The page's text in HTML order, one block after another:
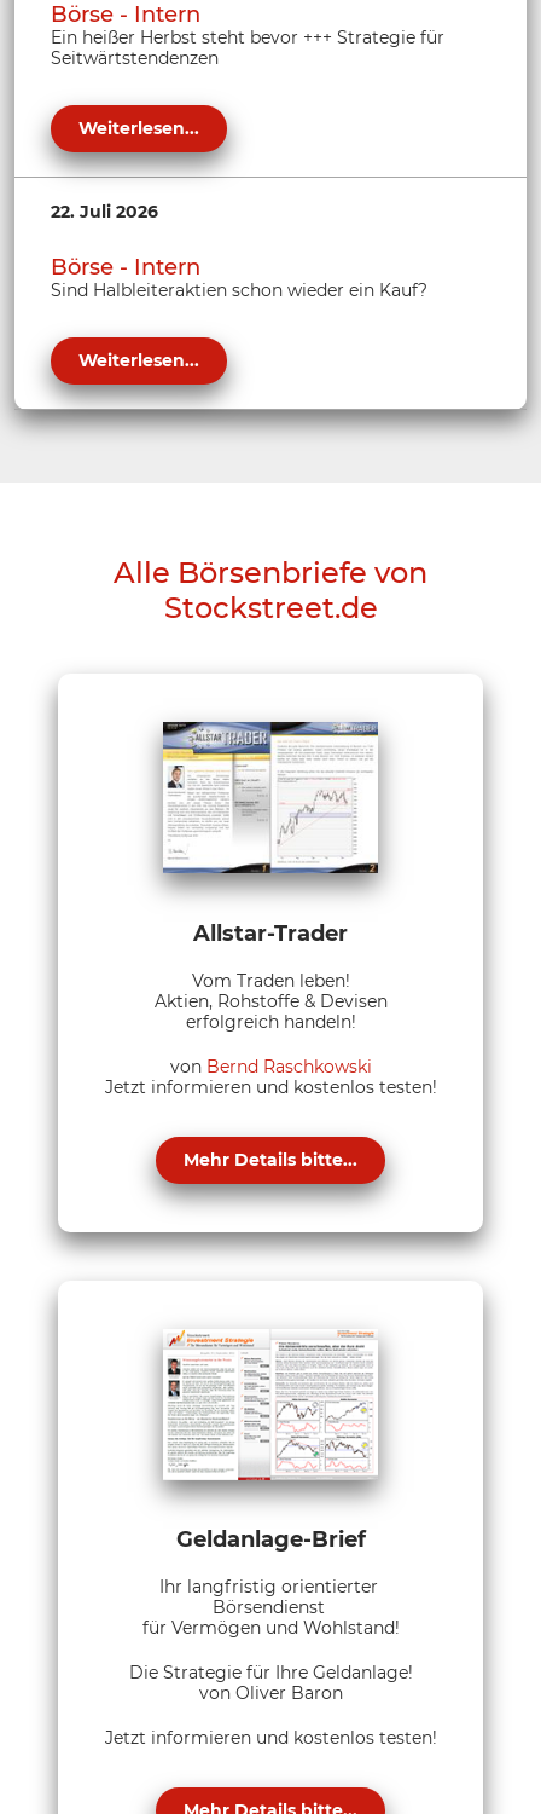
Börse - Intern
Ein heißer Herbst steht bevor +++ Strategie für
Seitwärtstendenzen
Weiterlesen...
22. Juli 2026
Börse - Intern
Sind Halbleiteraktien schon wieder ein Kauf?
Weiterlesen...
Alle Börsenbriefe von
Stockstreet.de
Allstar-Trader
Vom Traden leben!
Aktien, Rohstoffe & Devisen
erfolgreich handeln!
von Bernd Raschkowski
Jetzt informieren und kostenlos testen!
Mehr Details bitte...
Geldanlage-Brief
Ihr langfristig orientierter
Börsendienst
für Vermögen und Wohlstand!
Die Strategie für Ihre Geldanlage!
von Oliver Baron
Jetzt informieren und kostenlos testen!